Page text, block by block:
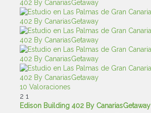
10 Valoraciones
2 1
Edison Building 402 By CanariasGetaway